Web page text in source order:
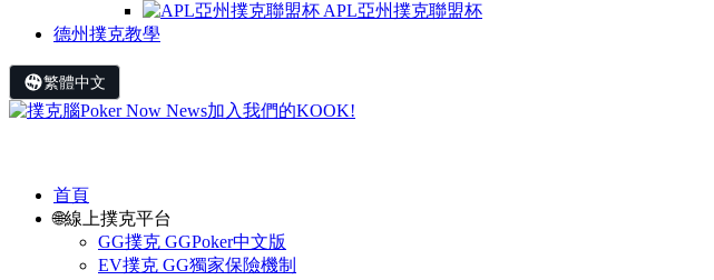
APL亞州撲克聯盟杯
德州撲克教學
繁體中文
首頁
🌐線上撲克平台
GG撲克 GGPoker中文版
EV撲克 GG獨家保險機制